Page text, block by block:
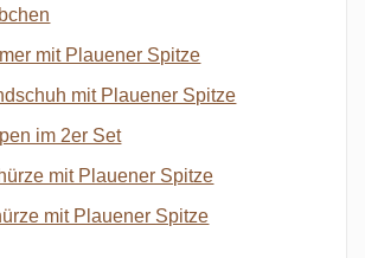
mit Plauener Spitze
mit Plauener Spitze
im 2er Set
mit Plauener Spitze
mit Plauener Spitze